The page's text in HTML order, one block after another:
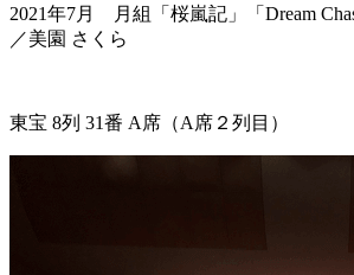
2021年7月 月組「桜嵐記」「Dream
／美園 さくら
東宝 8列 31番 A席（A席２列目）